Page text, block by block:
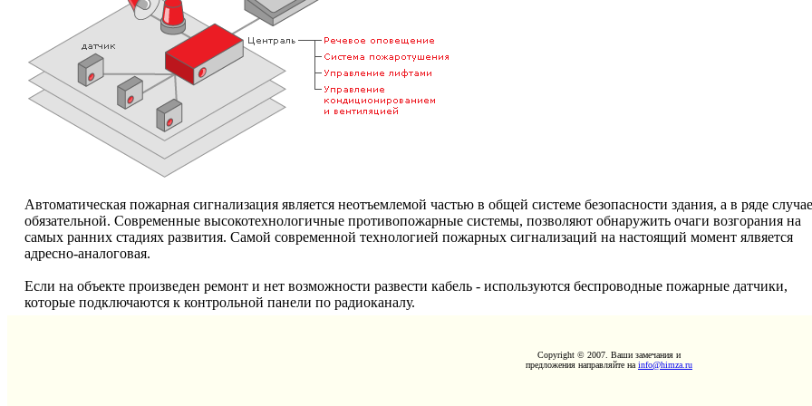
Автоматическая пожарная сигнализация является неотъемлемой частью в общей системе безопасности здания, а в ряде
обязательной. Современные высокотехнологичные противопожарные системы, позволяют обнаружить очаги возгорания на
самых ранних стадиях развития. Самой современной технологией пожарных сигнализаций на настоящий момент ялвяется
адресно-аналоговая.
Если на объекте произведен ремонт и нет возможности развести кабель - используются беспроводные пожарные датчики,
которые подключаются к контрольной панели по радиоканалу.
Copyright © 2007. Ваши замечания и
предложения направляйте на info@himza.ru